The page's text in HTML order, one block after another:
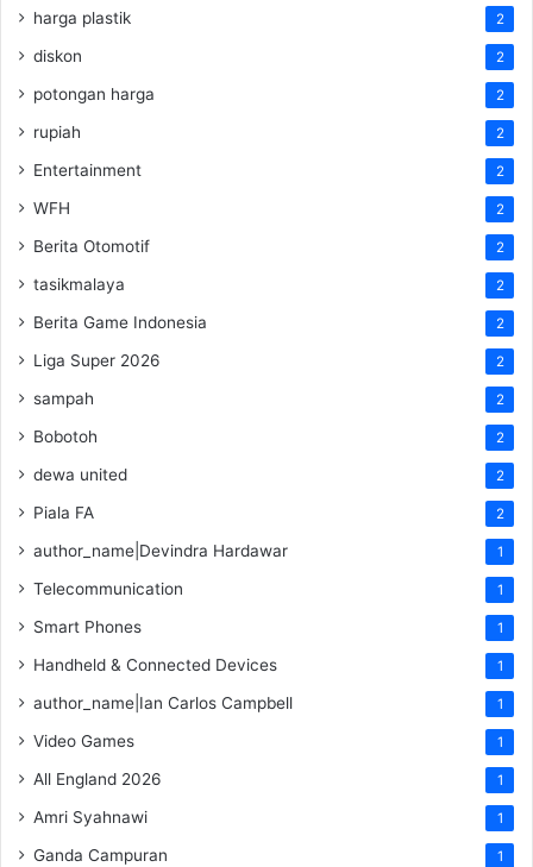
harga plastik 2
diskon 2
potongan harga 2
rupiah 2
Entertainment 2
WFH 2
Berita Otomotif 2
tasikmalaya 2
Berita Game Indonesia 2
Liga Super 2026 2
sampah 2
Bobotoh 2
dewa united 2
Piala FA 2
author_name|Devindra Hardawar 1
Telecommunication 1
Smart Phones 1
Handheld & Connected Devices 1
author_name|Ian Carlos Campbell 1
Video Games 1
All England 2026 1
Amri Syahnawi 1
Ganda Campuran 1